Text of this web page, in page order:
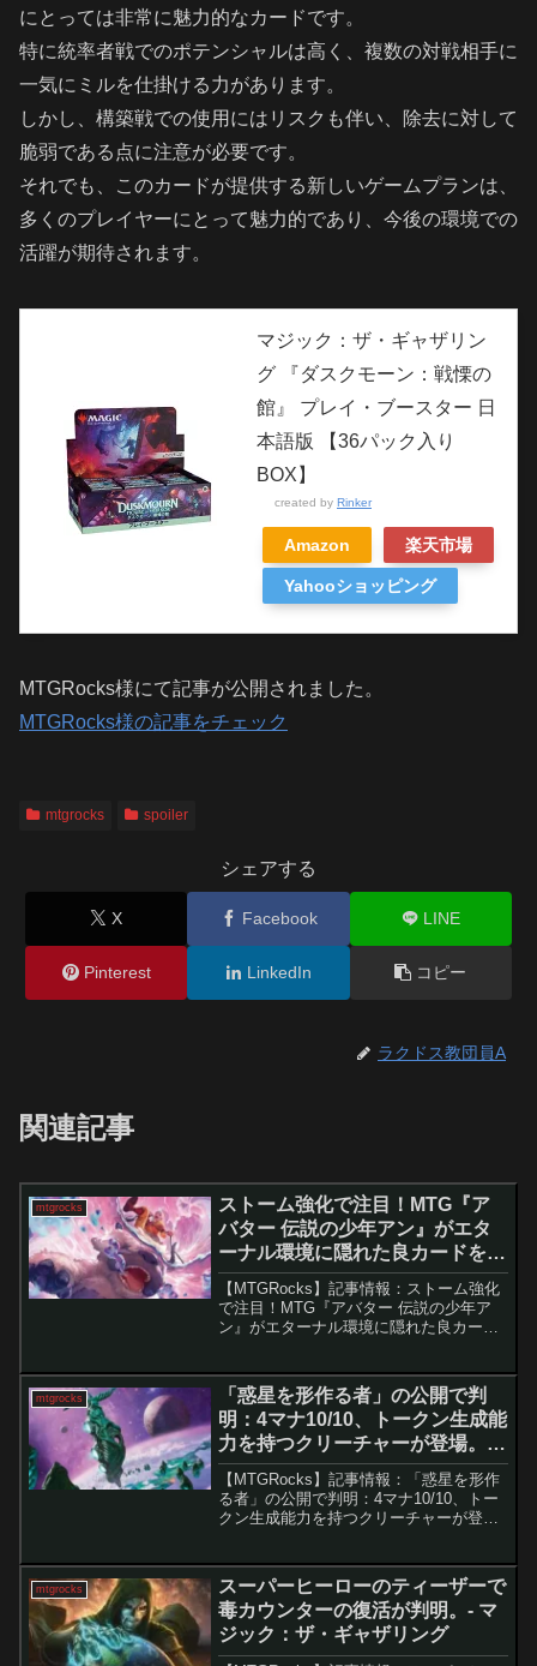
にとっては非常に魅力的なカードです。
特に統率者戦でのポテンシャルは高く、複数の対戦相手に
一気にミルを仕掛ける力があります。
しかし、構築戦での使用にはリスクも伴い、除去に対して
脆弱である点に注意が必要です。
それでも、このカードが提供する新しいゲームプランは、
多くのプレイヤーにとって魅力的であり、今後の環境での
活躍が期待されます。
マジック：ザ・ギャザリン
グ 『ダスクモーン：戦慄の
館』 プレイ・ブースター 日
本語版 【36パック入り
BOX】
created by Rinker
Amazon 楽天市場
Yahooショッピング
MTGRocks様にて記事が公開されました。
MTGRocks様の記事をチェック
mtgrocks spoiler
シェアする
X Facebook LINE
Pinterest LinkedIn コピー
ラクドス教団員A
関連記事
mtgrocks
ストーム強化で注目！MTG『ア
バター 伝説の少年アン』がエタ
ーナル環境に隠れた良カードを投
入。 -マジック：ザ・ギャザリン
グ
【MTGRocks】記事情報：ストーム強化
で注目！MTG『アバター 伝説の少年ア
ン』がエターナル環境に隠れた良カード
レガシーやその他のエターナルフォーマ
ットにも大きな...
mtgrocks
「惑星を形作る者」の公開で判
明：4マナ10/10、トークン生成能
力を持つクリーチャーが登場。 –
マジック：ザ・ギャザリング
【MTGRocks】記事情報：「惑星を形作
る者」の公開で判明：4マナ10/10、トー
クン生成能力を持つクリーチャーが登
ッキ「惑星を形作る者」が公開...
mtgrocks
スーパーヒーローのティーザーで
毒カウンターの復活が判明。- マ
ジック：ザ・ギャザリング